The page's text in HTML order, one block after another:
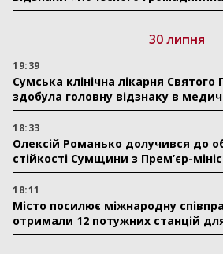
30 липня
19:39
Сумська клінічна лікарня
здобула головну відзнаку в
18:33
Олексій Романько долучився до
стійкості Сумщини з Прем’єр-
18:11
Місто посилює міжнародну
отримали 12 потужних станцій для